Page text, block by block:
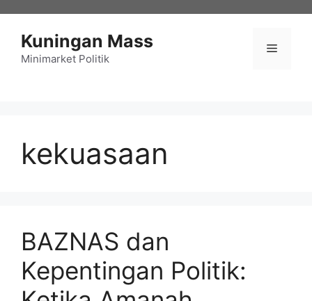
Kuningan Mass
Minimarket Politik
Menu
kekuasaan
BAZNAS dan
Kepentingan Politik: